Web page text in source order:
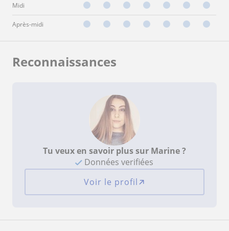
Midi
Après-midi
Reconnaissances
Tu veux en savoir plus sur Marine ?
Données verifiées
Voir le profil